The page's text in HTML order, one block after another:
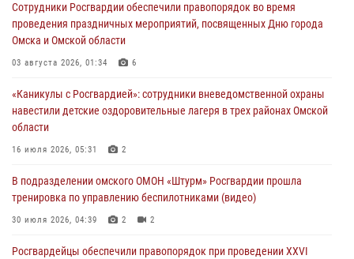
тренировка по управлению беспилотниками (видео)
30 июля 2026, 04:39 2
Росгвардия обеспечила безопасность уникального передвижного
29 июля 2026, 01:49
Росгвардейцы приняли участие в крестном ходе в День крещения
Руси в Омске
При содействии спецназа Росгвардии пресечены нарушения
миграционного законодательства в Омске (видео)
Сотрудники Росгвардии обеспечили правопорядок во время
проведения праздничных мероприятий, посвященных Дню города
Омска и Омской области
03 августа 2026, 01:34 6
«Каникулы с Росгвардией»: сотрудники вневедомственной охраны
навестили детские оздоровительные лагеря в трех районах Омской
области
16 июля 2026, 05:31 2
В подразделении омского ОМОН «Штурм» Росгвардии прошла
тренировка по управлению беспилотниками (видео)
30 июля 2026, 04:39 2 2
Росгвардейцы обеcпечили правопорядок при проведении XXVI